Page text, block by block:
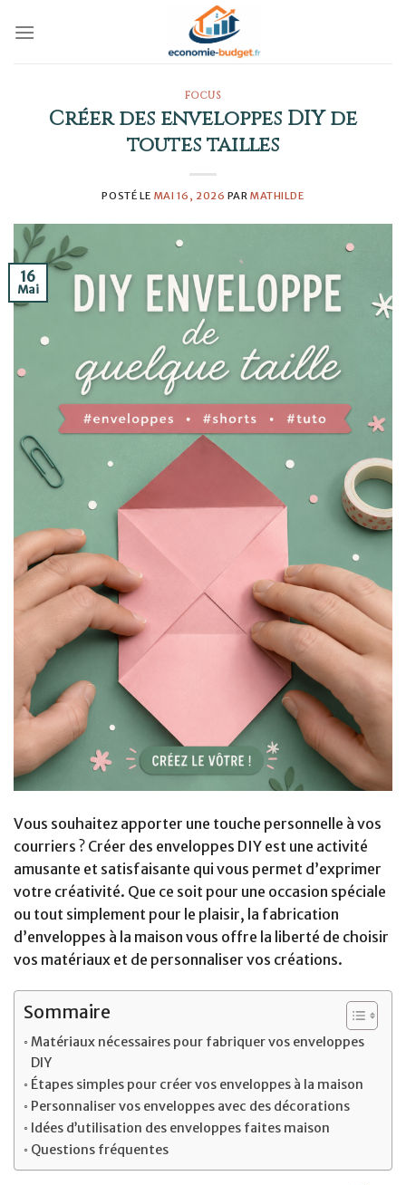
FOCUS
Créer des enveloppes DIY de
toutes tailles
POSTÉ LE MAI 16, 2026 PARMATHILDE
16
Mai
Vous souhaitez apporter une touche personnelle à vos
courriers ? Créer des enveloppes DIY est une activité
amusante et satisfaisante qui vous permet d’exprimer
votre créativité. Que ce soit pour une occasion spéciale
ou tout simplement pour le plaisir, la fabrication
d’enveloppes à la maison vous offre la liberté de choisir
vos matériaux et de personnaliser vos créations.
Sommaire
Matériaux nécessaires pour fabriquer vos enveloppes
DIY
Étapes simples pour créer vos enveloppes à la maison
Personnaliser vos enveloppes avec des décorations
Idées d’utilisation des enveloppes faites maison
Questions fréquentes